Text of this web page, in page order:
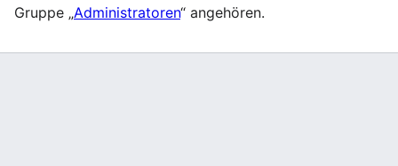
Gruppe „Administratoren“ angehören.